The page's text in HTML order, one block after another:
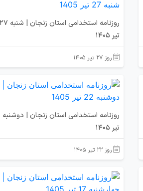
روزنامه استخدامی استان زنجان | شنبه 27
تیر 1405
روز ۲۷ تیر ۱۴۰۵
تیر 1405
روز ۲۲ تیر ۱۴۰۵